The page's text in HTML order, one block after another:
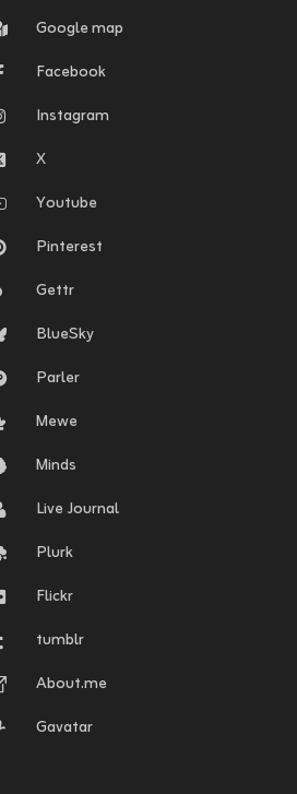
Google map
Facebook
Instagram
X
Youtube
Pinterest
Gettr
BlueSky
Parler
Mewe
Minds
Live Journal
Plurk
Flickr
tumblr
About.me
Gavatar